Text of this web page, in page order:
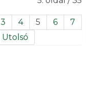
3 4 5 6
7
Utolsó